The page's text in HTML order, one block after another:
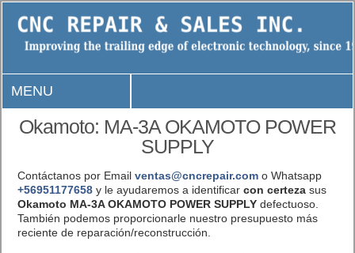
MENU
Okamoto: MA-3A OKAMOTO POWER
SUPPLY
Contáctanos por Email ventas@cncrepair.como Whatsapp
+56951177658y le ayudaremos a identificar con certezasus
Okamoto MA-3A OKAMOTO POWER SUPPLYdefectuoso.
También podemos proporcionarle nuestro presupuesto más
reciente de reparación/reconstrucción.